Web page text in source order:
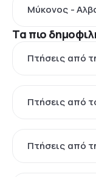
Μύκονος -
Τα πιο
Πτήσεις από
Πτήσεις από
Πτήσεις από